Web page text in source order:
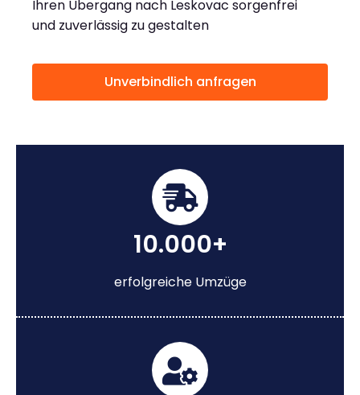
Ihren Übergang nach Leskovac sorgenfrei
und zuverlässig zu gestalten
Unverbindlich anfragen
10.000+
erfolgreiche Umzüge